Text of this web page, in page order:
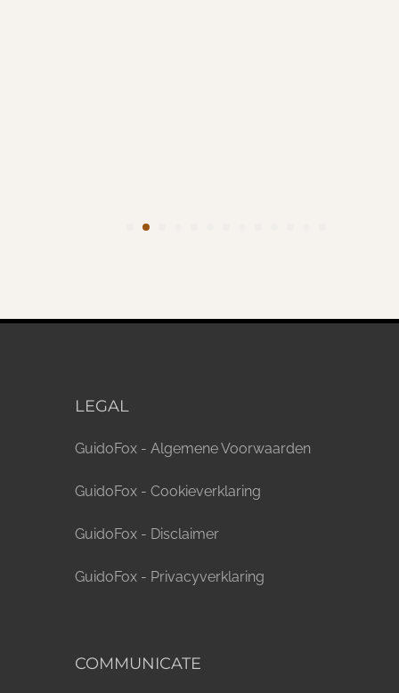
LEGAL
GuidoFox - Algemene Voorwaarden
GuidoFox - Cookieverklaring
GuidoFox - Disclaimer
GuidoFox - Privacyverklaring
COMMUNICATE